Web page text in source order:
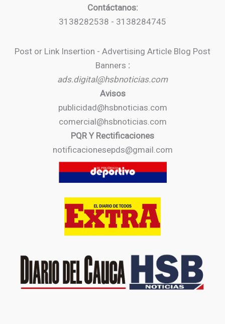
Contáctanos:
3138282538 - 3138284745
Post or Link Insertion - Advertising Article Blog Post
Banners :
ads.digital@hsbnoticias.com
Avisos
publicidad@hsbnoticias.com
comercial@hsbnoticias.com
PQR Y Rectificaciones
notificacionesepds@gmail.com